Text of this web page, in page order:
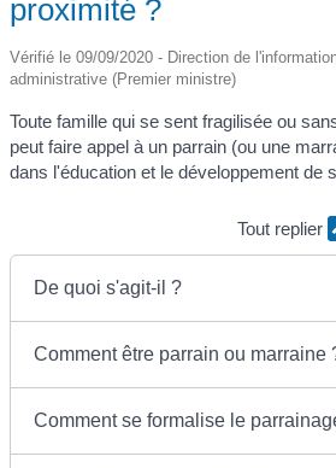
proximité ?
Vérifié le 09/09/2020 - Direction de
administrative (Premier ministre)
Toute famille qui se sent fragilisée ou
peut faire appel à un parrain (ou une
dans l'éducation et le développement de
Tout replier
De quoi s'agit-il ?
Comment être parrain ou marraine
Comment se formalise le